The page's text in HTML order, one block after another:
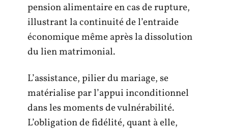
pension alimentaire en cas de rupture,
illustrant la continuité de l’entraide
économique même après la dissolution
du lien matrimonial.
L’assistance, pilier du mariage, se
matérialise par l’appui inconditionnel
dans les moments de vulnérabilité.
L’obligation de fidélité, quant à elle,